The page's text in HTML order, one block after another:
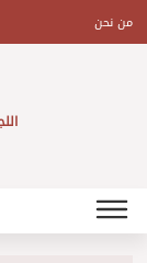
contentمن نحن